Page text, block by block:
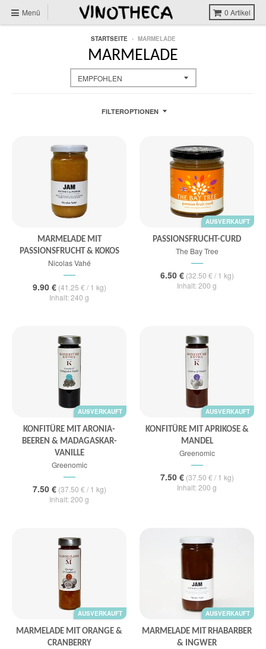
Menü 0 Artikel
STARTSEITE › MARMELADE
MARMELADE
FILTEROPTIONEN
MARMELADE MIT
PASSIONSFRUCHT & KOKOS
Nicolas Vahé
9.90 €(41.25 € / 1 kg)
Inhalt: 240 g
AUSVERKAUFT
PASSIONSFRUCHT-CURD
The Bay Tree
6.50 €(32.50 € / 1 kg)
Inhalt: 200 g
AUSVERKAUFT
KONFITÜRE MIT ARONIA-
BEEREN & MADAGASKAR-
VANILLE
Greenomic
7.50 €(37.50 € / 1 kg)
Inhalt: 200 g
AUSVERKAUFT
KONFITÜRE MIT APRIKOSE &
MANDEL
Greenomic
7.50 €(37.50 € / 1 kg)
Inhalt: 200 g
AUSVERKAUFT
MARMELADE MIT ORANGE &
CRANBERRY
AUSVERKAUFT
MARMELADE MIT RHABARBER
& INGWER